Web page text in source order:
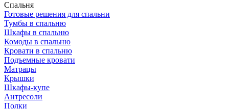
Спальня
Готовые решения для спальни
Тумбы в спальню
Шкафы в спальню
Комоды в спальню
Кровати в спальню
Подъемные кровати
Матрацы
Крышки
Шкафы-купе
Антресоли
Полки